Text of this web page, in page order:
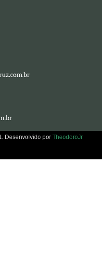
Desenvolvido por TheodoroJr